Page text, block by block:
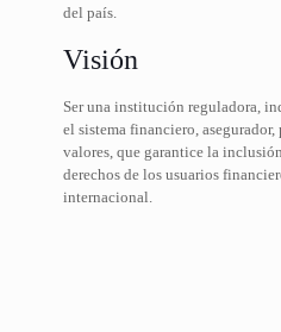
del país.
Visión
Ser una institución reguladora,
el sistema financiero,
valores, que garantice la
derechos de los usuarios
internacional.